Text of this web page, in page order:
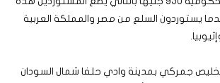
يستوردون السلع من مصر والمملكة العربية
جمركي بمدينة وادي حلفا شمال السودان